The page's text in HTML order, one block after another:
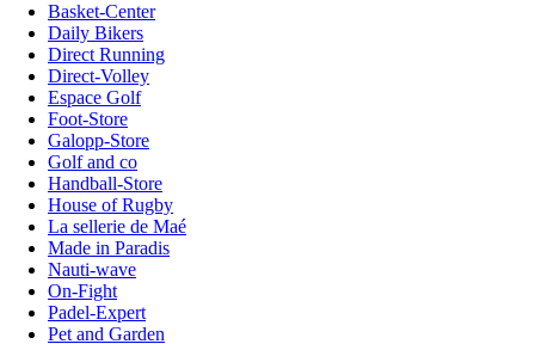
Basket-Center
Daily Bikers
Direct Running
Direct-Volley
Espace Golf
Foot-Store
Galopp-Store
Golf and co
Handball-Store
House of Rugby
La sellerie de Maé
Made in Paradis
Nauti-wave
On-Fight
Padel-Expert
Pet and Garden